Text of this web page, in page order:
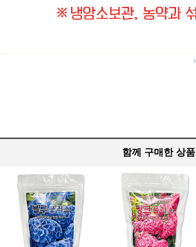
함께 구매한 상품